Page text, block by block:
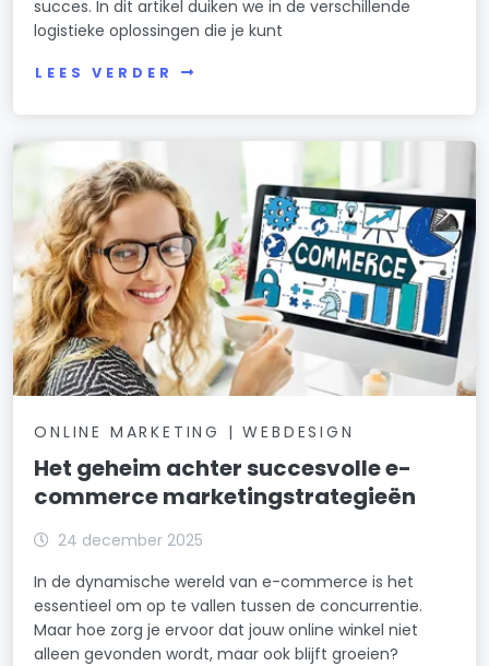
succes. In dit artikel duiken we in de verschillende
logistieke oplossingen die je kunt
LEES VERDER
ONLINE MARKETING | WEBDESIGN
Het geheim achter succesvolle e-
commerce marketingstrategieën
24 december 2025
In de dynamische wereld van e-commerce is het
essentieel om op te vallen tussen de concurrentie.
Maar hoe zorg je ervoor dat jouw online winkel niet
alleen gevonden wordt, maar ook blijft groeien?